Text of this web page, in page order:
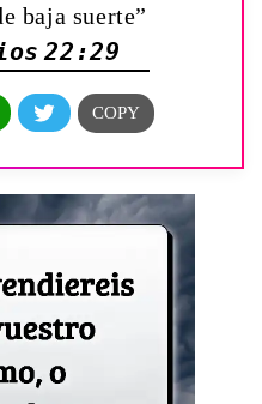
baja suerte”
22:29